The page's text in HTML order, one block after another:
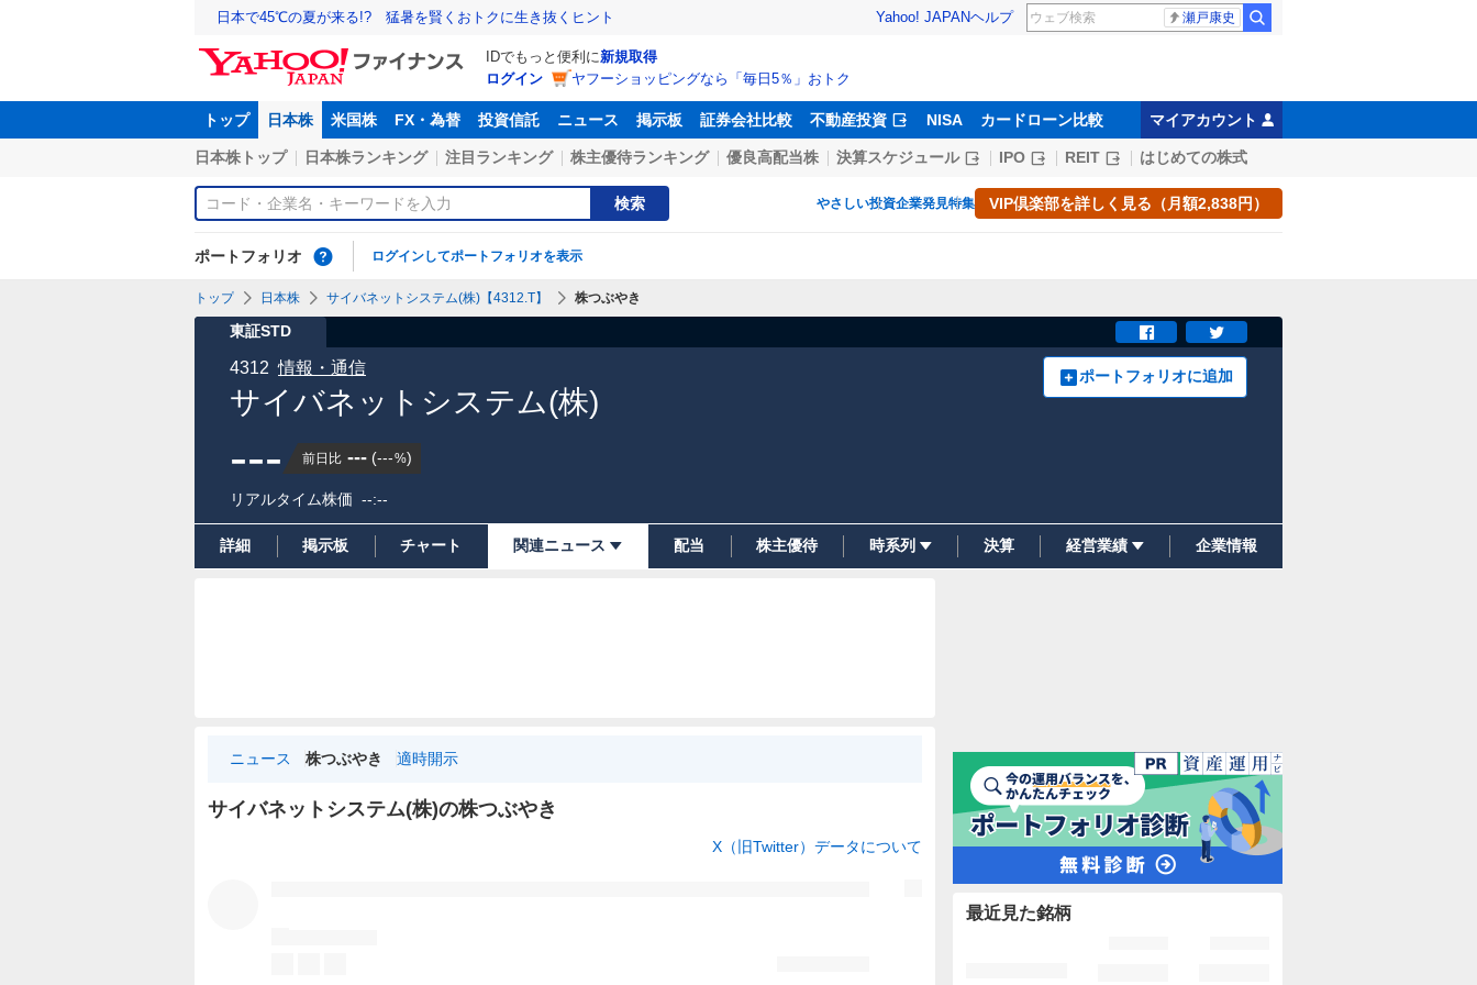
日本で45℃の夏が来る!? 猛暑を賢くおトクに生き抜くヒント Yahoo! JAPANヘルプ 瀬戸康史
IDでもっと便利に新規取得
ログイン
ヤフーショッピングなら「毎日5％」おトク
トップ 日本株 米国株 FX・為替 投資信託 ニュース 掲示板 証券会社比較 不動産投資 NISA カードローン比較 マイアカウント
日本株トップ 日本株ランキング 注目ランキング 株主優待ランキング 優良高配当株 決算スケジュール IPO REIT はじめての株式
検索 やさしい投資企業発見特集 VIP倶楽部を詳しく見る（月額2,838円）
ポートフォリオ ログインしてポートフォリオを表示
トップ 日本株 サイバネットシステム(株)【4312.T】 株つぶやき
東証STD
サイバネットシステム(株)
4312 情報・通信 ポートフォリオに追加
--- 前日比 --- (---%)
リアルタイム株価 --:--
詳細 掲示板 チャート 関連ニュース 配当 株主優待 時系列 決算 経営業績 企業情報
ニュース 株つぶやき 適時開示
サイバネットシステム(株)の株つぶやき
X（旧Twitter）データについて
最近見た銘柄